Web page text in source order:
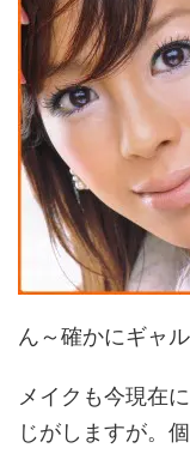
ん～確かにギャ
メイクも今現在
じがしますが。